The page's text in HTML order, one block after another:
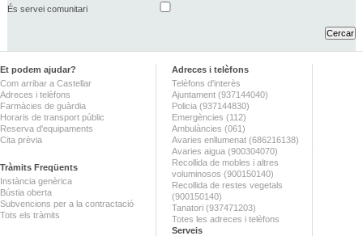
És servei comunitari
Et podem ajudar?
Com arribar a Castellar
Adreces i telèfons
Farmàcies de guàrdia
Horaris de transport públic
Reserva d'equipaments
Cita prèvia
Tràmits Freqüents
Instància genèrica
Bústia oberta
Subvencions per a la contractació
Tots els tràmits
Adreces i telèfons
Telèfons d'interès
Ajuntament (937144040)
Policia (937144830)
Emergències (112)
Ambulàncies (061)
Avaries enllumenat (686216138)
Avaries aigua (900304070)
Recollida de mobles i altres
voluminosos (900150140)
Recollida de restes vegetals
(900150140)
Tanatori (937471203)
Totes les adreces i telèfons
Serveis